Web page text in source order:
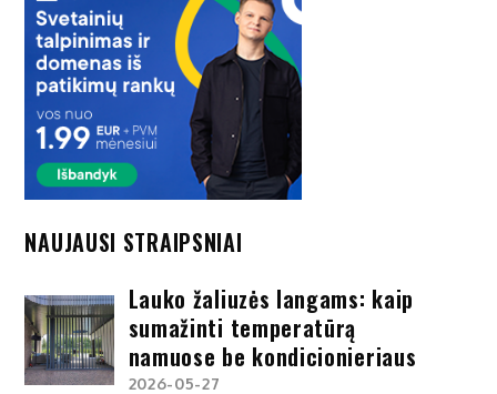
NAUJAUSI STRAIPSNIAI
Lauko žaliuzės langams: kaip
sumažinti temperatūrą
namuose be kondicionieriaus
2026-05-27